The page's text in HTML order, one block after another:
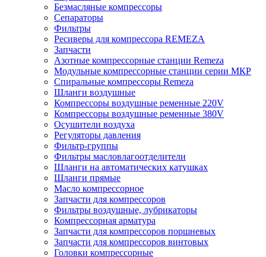
Безмасляные компрессоры
Сепараторы
Фильтры
Ресиверы для компрессора REMEZA
Запчасти
Азотные компрессорные станции Remeza
Модульные компрессорные станции серии МКР
Спиральные компрессоры Remeza
Шланги воздушные
Компрессоры воздушные ременные 220V
Компрессоры воздушные ременные 380V
Осушители воздуха
Регуляторы давления
Фильтр-группы
Фильтры масловлагоотделители
Шланги на автоматических катушках
Шланги прямые
Масло компрессорное
Запчасти для компрессоров
Фильтры воздушные, лубрикаторы
Компрессорная арматура
Запчасти для компрессоров поршневых
Запчасти для компрессоров винтовых
Головки компрессорные